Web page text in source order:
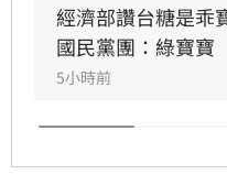
回，強調陳其邁市
惡意抹黑。同時，
遭重罰的南僑油脂政
雙方陣營針對台糖
激烈政治攻防，事件
恐將持續擴大，民眾
經濟部讚台糖是乖
國民黨團：綠寶寶
5小時前